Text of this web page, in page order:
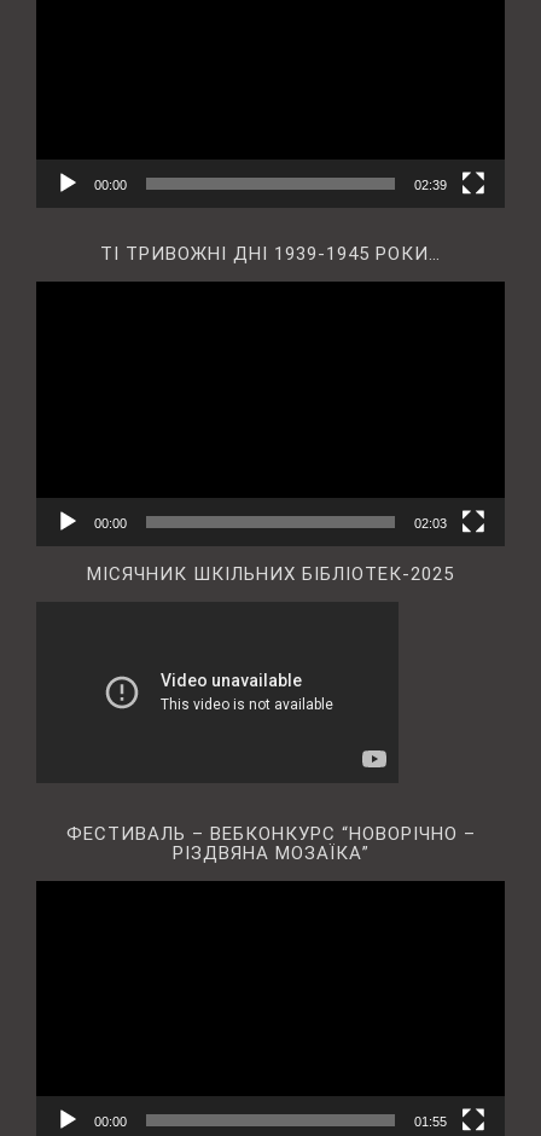
00:00 02:39
ТІ ТРИВОЖНІ ДНІ 1939-1945 РОКИ…
00:00 02:03
МІСЯЧНИК ШКІЛЬНИХ БІБЛІОТЕК-2025
ФЕСТИВАЛЬ – ВЕБКОНКУРС “НОВОРІЧНО –
РІЗДВЯНА МОЗАЇКА”
00:00 01:55